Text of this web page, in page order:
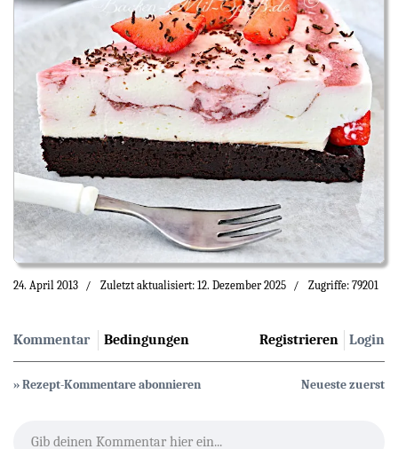
24. April 2013 Zuletzt aktualisiert: 12. Dezember 2025 Zugriffe: 79201
Kommentar Bedingungen Login
Registrieren
» Rezept-Kommentare abonnieren Neueste zuerst
Gib deinen Kommentar hier ein...